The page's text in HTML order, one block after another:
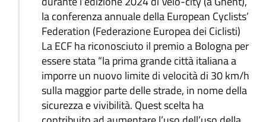
la conferenza annuale della European Cyclists’
Federation (Federazione Europea dei Ciclisti)
La ECF ha riconosciuto il premio a Bologna per
essere stata “la prima grande città italiana a
imporre un nuovo limite di velocità di 30 km/h
sulla maggior parte delle strade, in nome della
sicurezza e vivibilità. Quest scelta ha